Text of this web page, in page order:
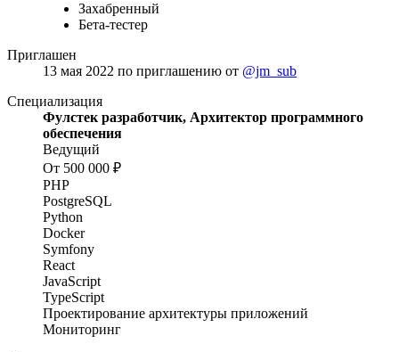
Захабренный
Бета-тестер
Приглашен
13 мая 2022 по приглашению от @jm_sub
Специализация
Фулстек разработчик, Архитектор программного
обеспечения
Ведущий
От 500 000 ₽
PHP
PostgreSQL
Python
Docker
Symfony
React
JavaScript
TypeScript
Проектирование архитектуры приложений
Мониторинг